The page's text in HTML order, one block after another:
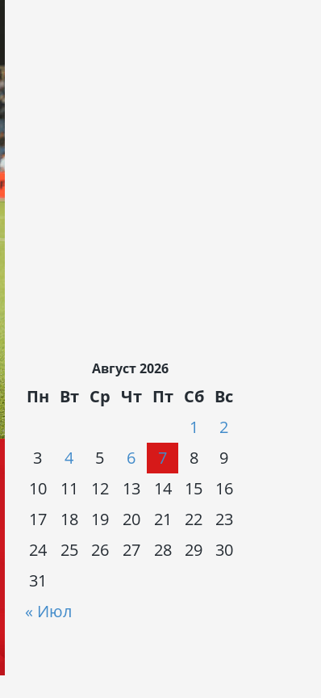
Август 2026
Пн Вт Ср Чт Пт Сб Вс
« Июл
1
2
3
4 5 6 7 8
9
10
11 12 13 14 15
16
17
18 19 20 21 22
23
24
25 26 27 28 29
30
31